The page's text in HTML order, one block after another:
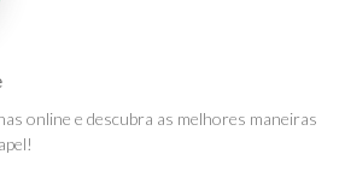
online e descubra as melhores maneiras